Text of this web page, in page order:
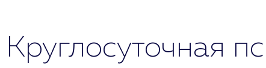
Круглосуточная